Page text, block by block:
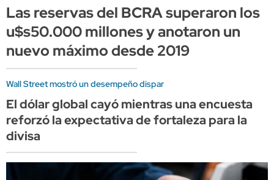
Las reservas del BCRA superaron los
u$s50.000 millones y anotaron un
nuevo máximo desde 2019
Wall Street mostró un desempeño dispar
El dólar global cayó mientras una encuesta
reforzó la expectativa de fortaleza para la
divisa